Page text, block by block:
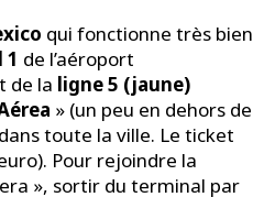
qui fonctionne très bien
de l’aéroport
de la ligne 5 (jaune)
» (un peu en dehors de
toute la ville. Le ticket
Pour rejoindre la
», sortir du terminal par